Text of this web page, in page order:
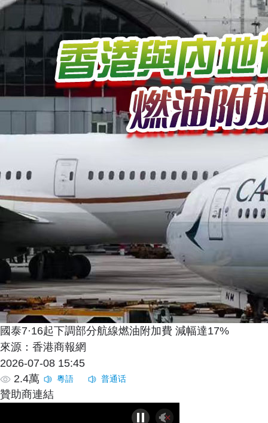
國泰7·16起下調部分航線燃油附加費 減幅達17%
來源：香港商報網
2026-07-08 15:45
2.4萬
贊助商連結